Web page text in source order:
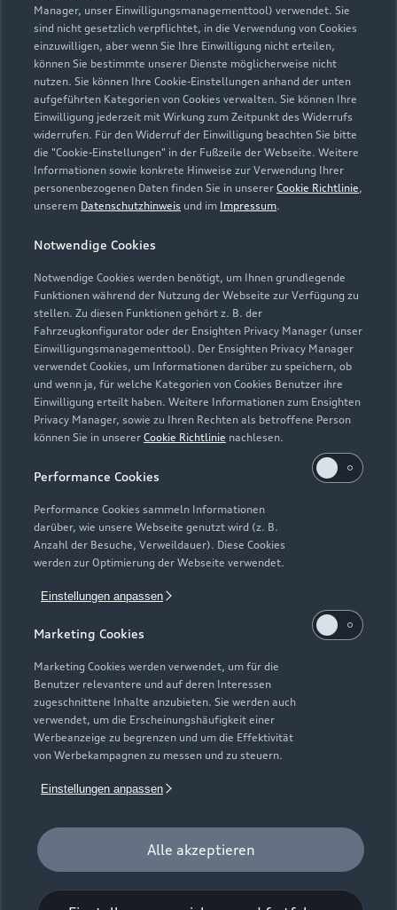
Manager, unser Einwilligungsmanagementtool) verwendet. Sie
sind nicht gesetzlich verpflichtet, in die Verwendung von Cookies
einzuwilligen, aber wenn Sie Ihre Einwilligung nicht erteilen,
können Sie bestimmte unserer Dienste möglicherweise nicht
nutzen. Sie können Ihre Cookie-Einstellungen anhand der unten
aufgeführten Kategorien von Cookies verwalten. Sie können Ihre
Einwilligung jederzeit mit Wirkung zum Zeitpunkt des Widerrufs
widerrufen. Für den Widerruf der Einwilligung beachten Sie bitte
die "Cookie-Einstellungen" in der Fußzeile der Webseite. Weitere
Informationen sowie konkrete Hinweise zur Verwendung Ihrer
personenbezogenen Daten finden Sie in unserer Cookie Richtlinie,
unserem Datenschutzhinweis und im Impressum.
Notwendige Cookies
Notwendige Cookies werden benötigt, um Ihnen grundlegende
Funktionen während der Nutzung der Webseite zur Verfügung zu
stellen. Zu diesen Funktionen gehört z. B. der
Fahrzeugkonfigurator oder der Ensighten Privacy Manager (unser
Einwilligungsmanagementtool). Der Ensighten Privacy Manager
verwendet Cookies, um Informationen darüber zu speichern, ob
und wenn ja, für welche Kategorien von Cookies Benutzer ihre
Einwilligung erteilt haben. Weitere Informationen zum Ensighten
Privacy Manager, sowie zu Ihren Rechten als betroffene Person
können Sie in unserer Cookie Richtlinie nachlesen.
Performance Cookies
Performance Cookies sammeln Informationen
darüber, wie unsere Webseite genutzt wird (z. B.
Anzahl der Besuche, Verweildauer). Diese Cookies
werden zur Optimierung der Webseite verwendet.
Einstellungen anpassen
Marketing Cookies
Marketing Cookies werden verwendet, um für die
Benutzer relevantere und auf deren Interessen
zugeschnittene Inhalte anzubieten. Sie werden auch
verwendet, um die Erscheinungshäufigkeit einer
Werbeanzeige zu begrenzen und um die Effektivität
von Werbekampagnen zu messen und zu steuern.
Einstellungen anpassen
Alle akzeptieren
Zur Reparatur
Zur Inspektion
Zurück nach oben
Modelle
Elektromodelle
Plug-in-Hybride
Neuwagensuche
Gebrauchtwagensuche
Geschäftskunden
Service & Zubehör
Saisonale Angebote
Audi Services
Garantie
Audi digital services
myAudi
Support
Audi Code
Häufige Fragen (FAQ)
Audi Online Beratung
Online-Terminvereinbarung
Servicekontakt
Bordbuch & Bedienungsanleitungen
Verträge kündigen
Über Audi
Unternehmen
Karriere
Investor Relations
Audi erleben
© 2026 AUDI AG. Alle Rechte vorbehalten
Impressum Rechtliches
Cookie-Richtlinie
Digital Services Act
EU Data Act